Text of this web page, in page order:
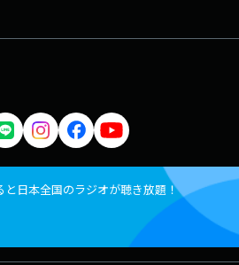
と日本全国のラジオが聴き放題！